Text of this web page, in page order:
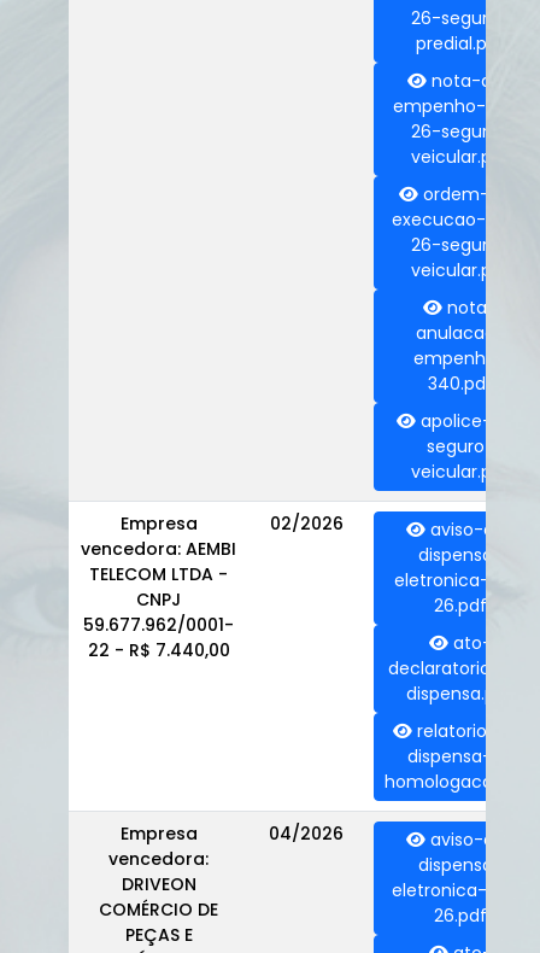
26-seguro-
predial.pdf
nota-de-
empenho-340-
26-seguro-
veicular.pdf
ordem-de-
execucao-006-
26-seguro-
veicular.pdf
nota-
anulacao-
empenho-
340.pdf
apolice-de-
seguro-
veicular.pdf
Empresa
vencedora: AEMBI
TELECOM LTDA -
CNPJ
59.677.962/0001-
22 - R$ 7.440,00
02/2026
aviso-de-
dispensa-
eletronica-001-
26.pdf
ato-
declaratorio-de-
dispensa.pdf
relatorio-da-
dispensa-e-
homologacao.pdf
Empresa
vencedora:
DRIVEON
COMÉRCIO DE
PEÇAS E
04/2026
aviso-de-
dispensa-
eletronica-003-
26.pdf